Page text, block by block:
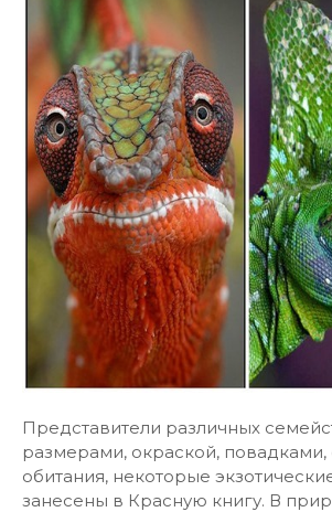
Представители различных
размерами, окраской,
обитания, некоторые
занесены в Красную книгу. В